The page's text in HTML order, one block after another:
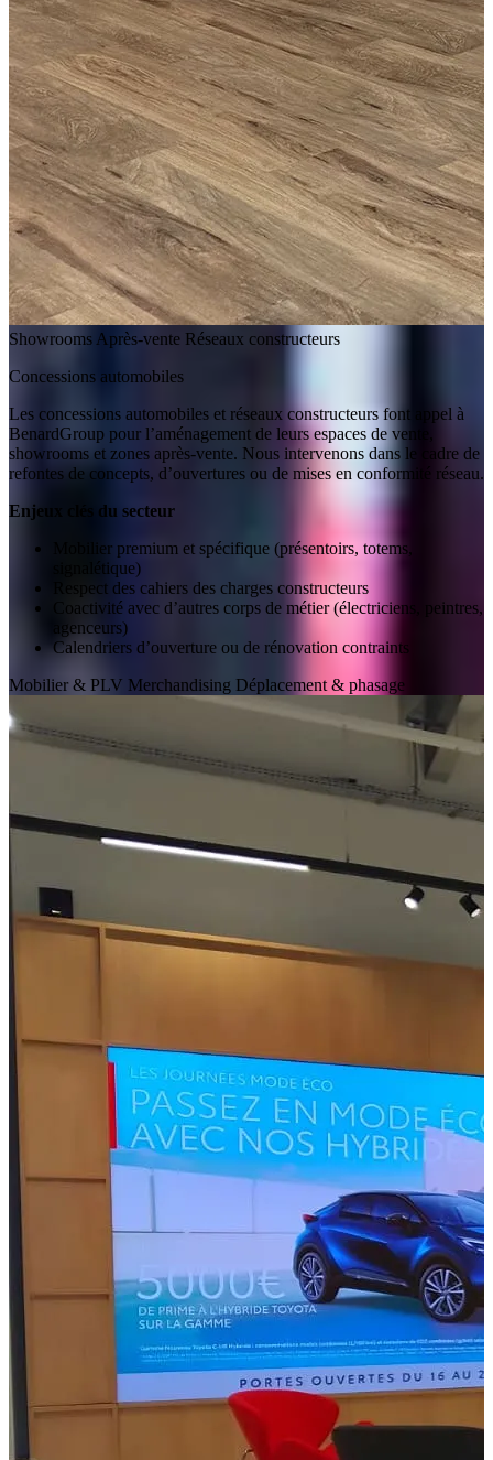
Showrooms Après-vente Réseaux constructeurs
Concessions automobiles
Les concessions automobiles et réseaux constructeurs font appel à
BenardGroup pour l’aménagement de leurs espaces de vente,
showrooms et zones après-vente. Nous intervenons dans le cadre de
refontes de concepts, d’ouvertures ou de mises en conformité réseau.
Enjeux clés du secteur
Mobilier premium et spécifique (présentoirs, totems,
signalétique)
Respect des cahiers des charges constructeurs
Coactivité avec d’autres corps de métier (électriciens, peintres,
agenceurs)
Calendriers d’ouverture ou de rénovation contraints
Mobilier & PLV Merchandising Déplacement & phasage